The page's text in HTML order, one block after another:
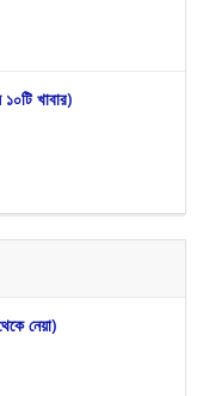
১০টি খাবার)
নেয়া)